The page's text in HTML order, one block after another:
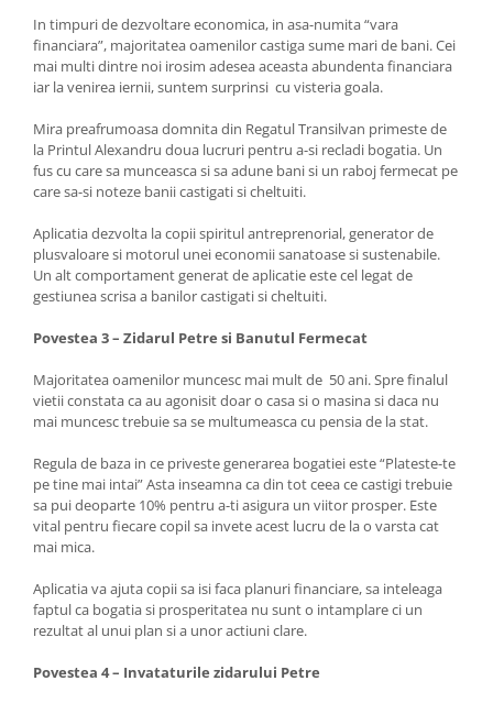
In timpuri de dezvoltare economica, in asa-numita “vara
financiara”, majoritatea oamenilor castiga sume mari de bani. Cei
mai multi dintre noi irosim adesea aceasta abundenta financiara
iar la venirea iernii, suntem surprinsi cu visteria goala.
Mira preafrumoasa domnita din Regatul Transilvan primeste de
la Printul Alexandru doua lucruri pentru a-si recladi bogatia. Un
fus cu care sa munceasca si sa adune bani si un raboj fermecat pe
care sa-si noteze banii castigati si cheltuiti.
Aplicatia dezvolta la copii spiritul antreprenorial, generator de
plusvaloare si motorul unei economii sanatoase si sustenabile.
Un alt comportament generat de aplicatie este cel legat de
gestiunea scrisa a banilor castigati si cheltuiti.
Povestea 3 – Zidarul Petre si Banutul Fermecat
Majoritatea oamenilor muncesc mai mult de 50 ani. Spre finalul
vietii constata ca au agonisit doar o casa si o masina si daca nu
mai muncesc trebuie sa se multumeasca cu pensia de la stat.
Regula de baza in ce priveste generarea bogatiei este “Plateste-te
pe tine mai intai” Asta inseamna ca din tot ceea ce castigi trebuie
sa pui deoparte 10% pentru a-ti asigura un viitor prosper. Este
vital pentru fiecare copil sa invete acest lucru de la o varsta cat
mai mica.
Aplicatia va ajuta copii sa isi faca planuri financiare, sa inteleaga
faptul ca bogatia si prosperitatea nu sunt o intamplare ci un
rezultat al unui plan si a unor actiuni clare.
Povestea 4 – Invataturile zidarului Petre